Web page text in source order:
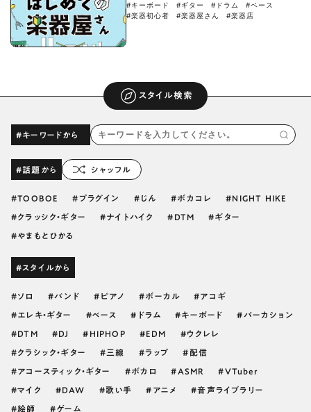
#キーボード #ギター #ドラム
#ベース
#楽器初心者
#楽器屋さん #楽器店
スタイル検索
#キーワードから
#話題から シャッフル
TOOBOE プラグイン じん ボカコレ NIGHT HIKE
クラッシク・ギター ナイトハイク DTM ギター
やまもとひかる
#スタイルから
ソロ バンド ピアノ ボーカル アコギ
エレキ・ギター ベース ドラム キーボード パーカション
DTM DJ HIPHOP EDM ウクレレ
クラシック・ギター 三線 ラップ 配信
アコースティック・ギター ボカロ ASMR VTuber
マイク DAW 歌い手 アニメ 音声ライブラリー
絵師 ゲーム